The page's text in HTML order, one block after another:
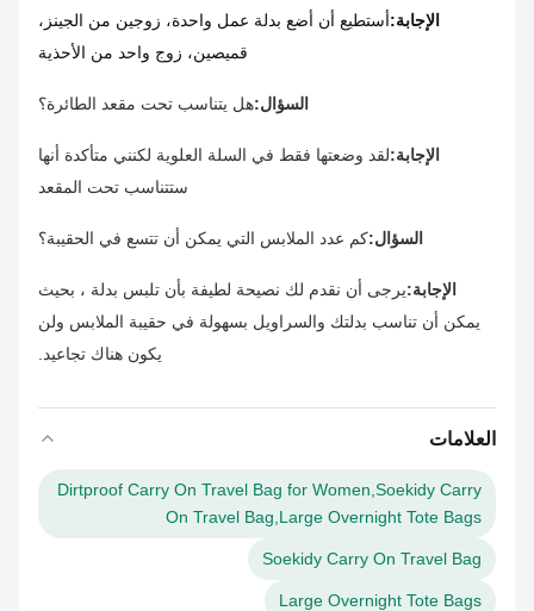
الإجابة:أستطيع أن أضع بدلة عمل واحدة، زوجين من الجينز،
قميصين، زوج واحد من الأحذية
السؤال:هل يتناسب تحت مقعد الطائرة؟
الإجابة:لقد وضعتها فقط في السلة العلوية لكنني متأكدة أنها
ستتناسب تحت المقعد
السؤال:كم عدد الملابس التي يمكن أن تتسع في الحقيبة؟
الإجابة:يرجى أن نقدم لك نصيحة لطيفة بأن تلبس بدلة ، بحيث
يمكن أن تناسب بدلتك والسراويل بسهولة في حقيبة الملابس ولن
يكون هناك تجاعيد.
العلامات
Dirtproof Carry On Travel Bag for Women,Soekidy Carry
On Travel Bag,Large Overnight Tote Bags
Soekidy Carry On Travel Bag
Large Overnight Tote Bags